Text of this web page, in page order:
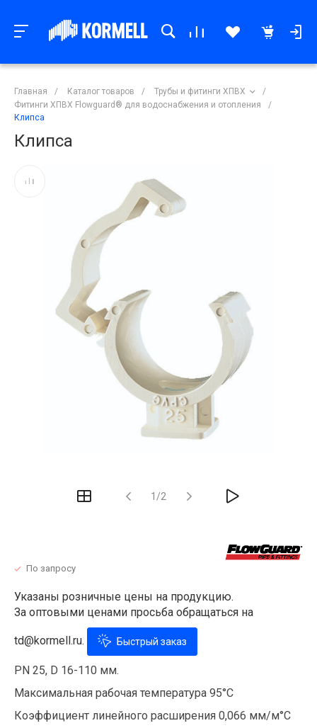
Главная / Каталог товаров / Трубы и фитинги ХПВХ
/
Фитинги ХПВХ Flowguard® для водоснабжения и отопления
/
Клипса
Клипса
1/2
По запросу
Указаны розничные цены на продукцию.
За оптовыми ценами просьба обращаться на
td@kormell.ru. Быстрый заказ
PN 25, D 16-110 мм.
Максимальная рабочая температура 95°С
Коэффициент линейного расширения 0,066 мм/м°С